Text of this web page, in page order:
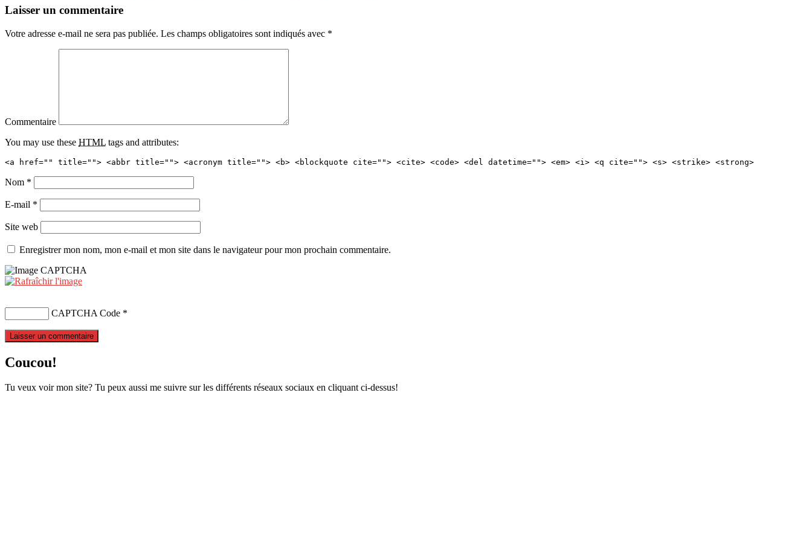
Laisser un commentaire
Votre adresse e-mail ne sera pas publiée. Les champs obligatoires sont indiqués avec *
Commentaire
You may use these HTML tags and attributes:
<a href="" title=""> <abbr title=""> <acronym title=""> <b> <blockquote cite=""> <cite> <code> <del datetime=""> <em> <i> <q cite=""> <s> <strike> <strong>
Nom *
E-mail *
Site web
Enregistrer mon nom, mon e-mail et mon site dans le navigateur pour mon prochain commentaire.
CAPTCHA Code *
Coucou!
Tu veux voir mon site? Tu peux aussi me suivre sur les différents réseaux sociaux en cliquant ci-dessus!